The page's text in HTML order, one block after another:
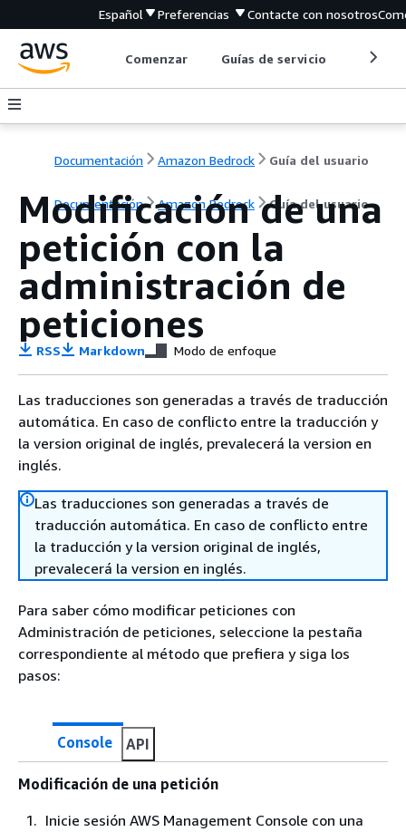
Español Preferencias Contacte con nosotros
Comenzar Guías de servicio
Documentación Amazon Bedrock Guía del usuario
Documentación Amazon Bedrock Guía del usuario
Modificación de una
petición con la
administración de
peticiones
RSS Markdown Modo de enfoque
Las traducciones son generadas a través de traducción
automática. En caso de conflicto entre la traducción y
la version original de inglés, prevalecerá la version en
inglés.
Las traducciones son generadas a través de
traducción automática. En caso de conflicto entre
la traducción y la version original de inglés,
prevalecerá la version en inglés.
Para saber cómo modificar peticiones con
Administración de peticiones, seleccione la pestaña
correspondiente al método que prefiera y siga los
pasos:
Console API
Modificación de una petición
Inicie sesión AWS Management Console con una